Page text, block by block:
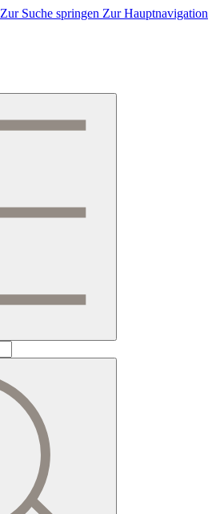
Zur Suche springen Zur Hauptnavigation